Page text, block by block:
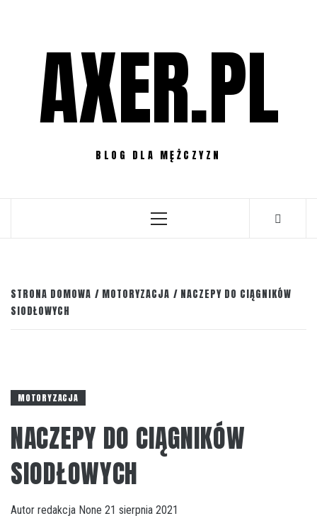
AXER.PL
BLOG DLA MĘŻCZYZN
Menu
STRONA DOMOWA MOTORYZACJA
NACZEPY DO CIĄGNIKÓW
SIODŁOWYCH
MOTORYZACJA
NACZEPY DO CIĄGNIKÓW
SIODŁOWYCH
Autor redakcja None 21 sierpnia 2021